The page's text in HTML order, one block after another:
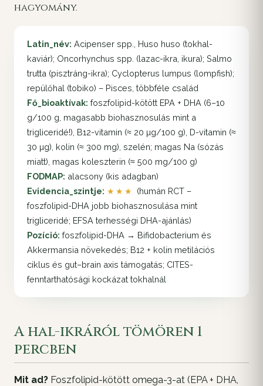
hagyomány.
Latin_név: Acipenser spp., Huso huso (tokhal-
kaviár); Oncorhynchus spp. (lazac-ikra, ikura); Salmo
trutta (pisztráng-ikra); Cyclopterus lumpus (lompfish);
repülőhal (tobiko) – Pisces, többféle család
Fő_bioaktívak: foszfolipid-kötött EPA + DHA (6–10
g/100 g, magasabb biohasznosulás mint a
trigliceridé!), B12-vitamin (≈ 20 µg/100 g), D-vitamin (≈
30 µg), kolin (≈ 300 mg), szelén; magas Na (sózás
miatt), magas koleszterin (≈ 500 mg/100 g)
FODMAP: alacsony (kis adagban)
Evidencia_szintje: ★★★ (humán RCT –
foszfolipid-DHA jobb biohasznosulása mint
trigliceridé; EFSA terhességi DHA-ajánlás)
Pozíció: foszfolipid-DHA → Bifidobacterium és
Akkermansia növekedés; B12 + kolin metilációs
ciklus és gut–brain axis támogatás; CITES-
fenntarthatósági kockázat tokhalnál
A hal-ikráról tömören 1
percben
Mit ad? Foszfolipid-kötött omega-3-at (EPA + DHA,